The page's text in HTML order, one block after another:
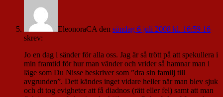
EleonoraCA den söndag 6 juli 2008 kl. 16:59 16
skrev:
Jo en dag i sänder för alla oss. Jag är så trött på att spekullera i
min framtid för hur man vänder och vrider så hamnar man i
läge som Du Nisse beskriver som ”dra sin familj till
avgrunden”. Dett kändes inget vidare heller när man blev sjuk
och dt tog evigheter att få diadnos (rätt eller fel) samt att man